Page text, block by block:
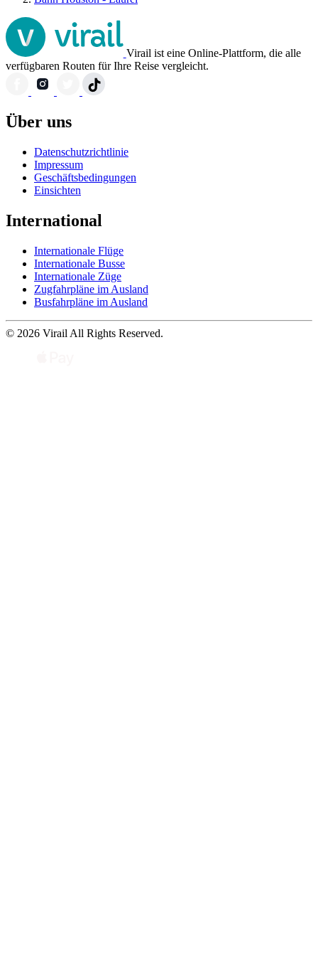
Virail ist eine Online-Plattform, die alle
verfügbaren Routen für Ihre Reise vergleicht.
Über uns
Datenschutzrichtlinie
Impressum
Geschäftsbedingungen
Einsichten
International
Internationale Flüge
Internationale Busse
Internationale Züge
Zugfahrpläne im Ausland
Busfahrpläne im Ausland
© 2026 Virail All Rights Reserved.